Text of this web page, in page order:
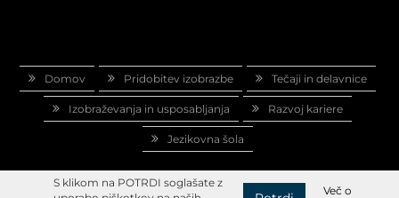
Domov Pridobitev izobrazbe Tečaji in delavnice
Izobraževanja in usposabljanja Razvoj kariere
Jezikovna šola
S klikom na POTRDI soglašate z
Več o